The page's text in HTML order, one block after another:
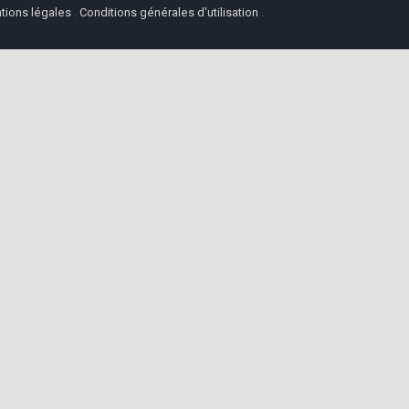
légales . Conditions générales d'utilisation .